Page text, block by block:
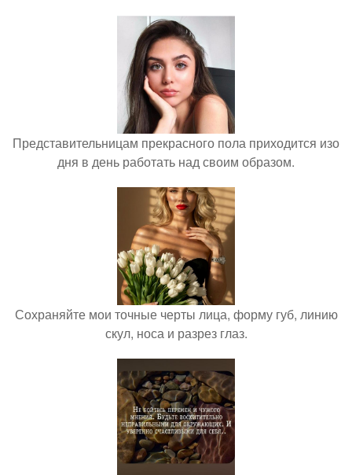
Представительницам прекрасного пола приходится изо
дня в день работать над своим образом.
Сохраняйте мои точные черты лица, форму губ, линию
скул, носа и разрез глаз.